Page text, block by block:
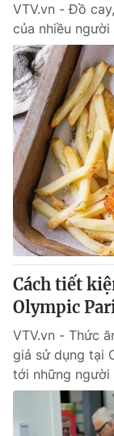
Xã hội
Pháp luật
Y tế
Thế giới
Tin tức
Thế giới đó đây
Câu chuyện
Kinh tế
Tài chính
Thị trường
Góc doanh
Dữ liệu và đời
Truyền hình
Phim VTV
Hậu trường
Nhân vật
Giải trí
Điện ảnh
Âm nhạc
Đời sống
Du lịch
VTV.vn - Đồ
của nhiều người
Cách tiết
Olympic
VTV.vn - Thức
giả sử dụng tại
tới những người